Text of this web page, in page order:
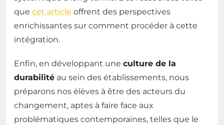
que cet article offrent des perspectives
enrichissantes sur comment procéder à cette
intégration.
Enfin, en développant une culture de la
durabilité au sein des établissements, nous
préparons nos élèves à être des acteurs du
changement, aptes à faire face aux
problématiques contemporaines, telles que le